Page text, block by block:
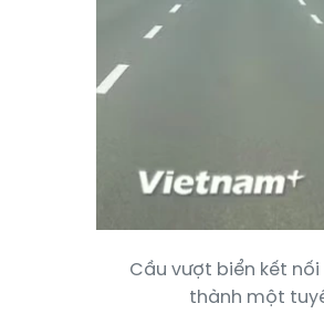
Cầu vượt biển kết
thành một